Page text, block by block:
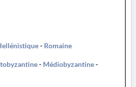
- Romaine
- Médiobyzantine-